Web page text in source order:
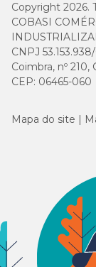
Copyright 2026.
COBASI
CNPJ
Coimbra, nº
CEP: 06465-060
Mapa do site